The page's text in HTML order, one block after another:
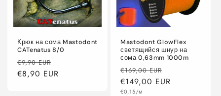
Крюк на сома Mastodont
CATenatus 8/0
Обычная
цена
€9,90 EUR
со
€8,90 EUR
Mastodont GlowFlex
светящийся шнур на
сома 0,63mm 1000m
Обычная
цена
€169,00 EUR
со
€149,00 EUR
Цена
€0,15/м